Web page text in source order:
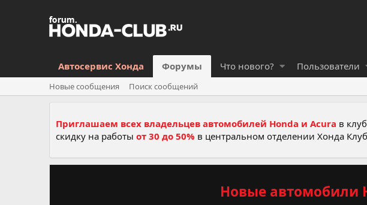
Автосервис Хонда Форумы Что нового? Пользователи
Новые сообщения Поиск сообщений
Приглашаем всех владельцев автомобилей Honda и Acura в
скидку на работы от 30 до 50% в центральном отделении Хонда
Новые автомобили